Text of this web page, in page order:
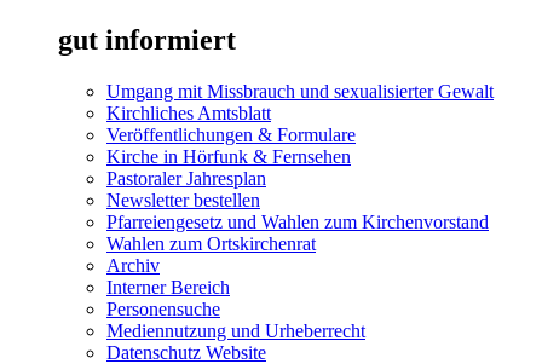
gut informiert
Umgang mit Missbrauch und sexualisierter Gewalt
Kirchliches Amtsblatt
Veröffentlichungen & Formulare
Kirche in Hörfunk & Fernsehen
Pastoraler Jahresplan
Newsletter bestellen
Pfarreiengesetz und Wahlen zum Kirchenvorstand
Wahlen zum Ortskirchenrat
Archiv
Interner Bereich
Personensuche
Mediennutzung und Urheberrecht
Datenschutz Website